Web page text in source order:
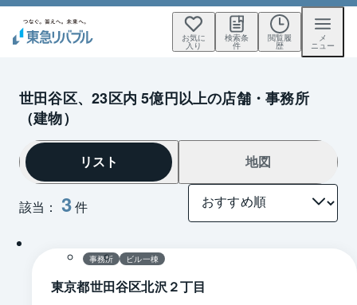
お気に
入り
検索条
件
閲覧履
歴
メ
ニュー
世田谷区、23区内 5億円以上の店舗・事務所
（建物）
該当： 3件
リスト 地図
1 / 0 間取り
事務所 ビル一棟
東京都世田谷区北沢２丁目